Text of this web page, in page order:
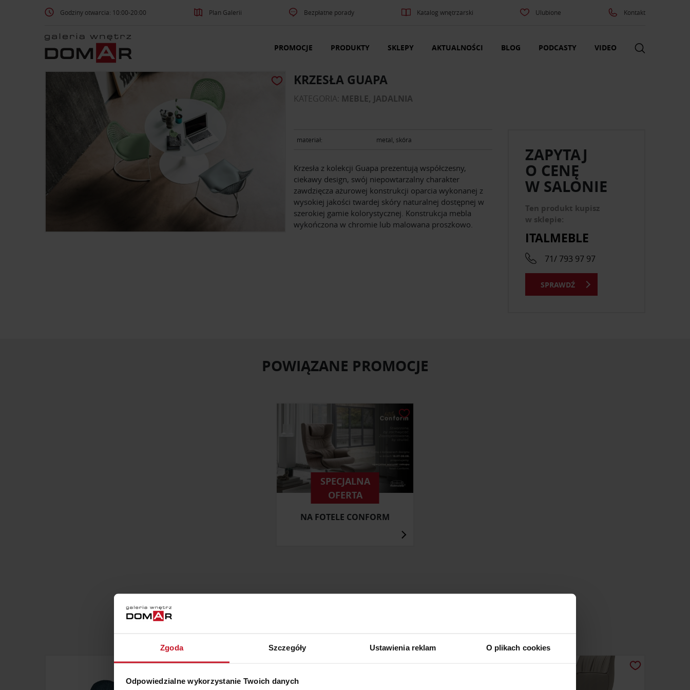
Zgoda Szczegóły Ustawienia reklam O plikach cookies
Odpowiedzialne wykorzystanie Twoich danych
Godziny otwarcia: 10:00-20:00 Plan Galerii Bezpłatne porady Katalog wnętrzarski Ulubione Kontakt
PROMOCJE PRODUKTY SKLEPY AKTUALNOŚCI BLOG PODCASTY VIDEO
KRZESŁA GUAPA
KATEGORIA: MEBLE, JADALNIA
materiał: metal, skóra
Krzesła z kolekcji Guapa prezentują współczesny,
ciekawy design, swój niepowtarzalny charakter
zawdzięcza ażurowej konstrukcji oparcia wykonanej z
wysokiej jakości twardej skóry naturalnej dostępnej w
szerokiej gamie kolorystycznej. Konstrukcja mebla
wykończona w chromie lub malowana proszkowo.
ZAPYTAJ
O CENĘ
W SALONIE
Ten produkt kupisz
w sklepie:
ITALMEBLE
71/ 793 97 97
SPRAWDŹ
POWIĄZANE PROMOCJE
SPECJALNA
OFERTA
NA FOTELE CONFORM